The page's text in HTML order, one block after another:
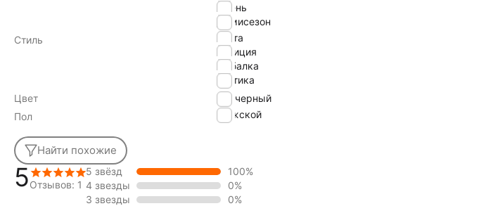
Осень
Демисезон
Стиль
охота
полиция
рыбалка
тактика
Цвет
черный
Пол
Мужской
Найти похожие
5Отзывов: 1
5 звёзд
100%
4 звезды
0%
3 звезды
0%